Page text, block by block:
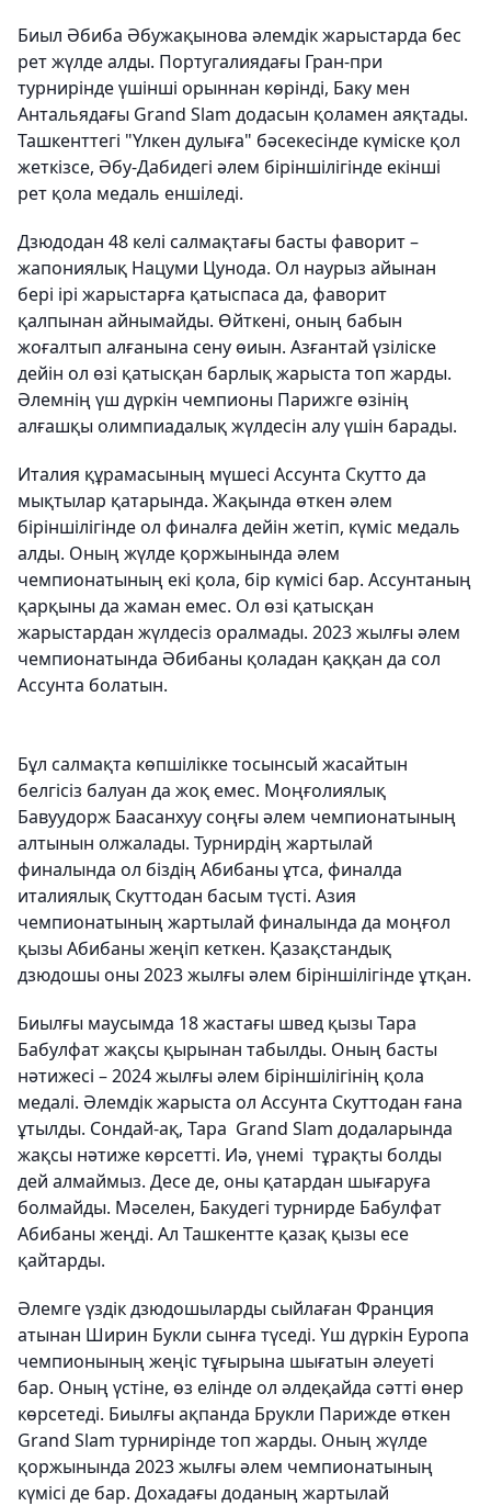
Биыл Әбиба Әбужақынова әлемдік жарыстарда бес
рет жүлде алды. Португалиядағы Гран-при
турнирінде үшінші орыннан көрінді, Баку мен
Антальядағы Grand Slam додасын қоламен аяқтады.
Ташкенттегі "Үлкен дулыға" бәсекесінде күміске қол
жеткізсе, Әбу-Дабидегі әлем біріншілігінде екінші
рет қола медаль еншіледі.
Дзюдодан 48 келі салмақтағы басты фаворит –
жапониялық Нацуми Цунода. Ол наурыз айынан
бері ірі жарыстарға қатыспаса да, фаворит
қалпынан айнымайды. Өйткені, оның бабын
жоғалтып алғанына сену өиын. Азғантай үзіліске
дейін ол өзі қатысқан барлық жарыста топ жарды.
Әлемнің үш дүркін чемпионы Парижге өзінің
алғашқы олимпиадалық жүлдесін алу үшін барады.
Италия құрамасының мүшесі Ассунта Скутто да
мықтылар қатарында. Жақында өткен әлем
біріншілігінде ол финалға дейін жетіп, күміс медаль
алды. Оның жүлде қоржынында әлем
чемпионатының екі қола, бір күмісі бар. Ассунтаның
қарқыны да жаман емес. Ол өзі қатысқан
жарыстардан жүлдесіз оралмады. 2023 жылғы әлем
чемпионатында Әбибаны қоладан қаққан да сол
Ассунта болатын.
Бұл салмақта көпшілікке тосынсый жасайтын
белгісіз балуан да жоқ емес. Моңғолиялық
Бавуудорж Баасанхуу соңғы әлем чемпионатының
алтынын олжалады. Турнирдің жартылай
финалында ол біздің Абибаны ұтса, финалда
италиялық Скуттодан басым түсті. Азия
чемпионатының жартылай финалында да моңғол
қызы Абибаны жеңіп кеткен. Қазақстандық
дзюдошы оны 2023 жылғы әлем біріншілігінде ұтқан.
Биылғы маусымда 18 жастағы швед қызы Тара
Бабулфат жақсы қырынан табылды. Оның басты
нәтижесі – 2024 жылғы әлем біріншілігінің қола
медалі. Әлемдік жарыста ол Ассунта Скуттодан ғана
ұтылды. Сондай-ақ, Тара Grand Slam додаларында
жақсы нәтиже көрсетті. Иә, үнемі тұрақты болды
дей алмаймыз. Десе де, оны қатардан шығаруға
болмайды. Мәселен, Бакудегі турнирде Бабулфат
Абибаны жеңді. Ал Ташкентте қазақ қызы есе
қайтарды.
Әлемге үздік дзюдошыларды сыйлаған Франция
атынан Ширин Букли сынға түседі. Үш дүркін Еуропа
чемпионының жеңіс тұғырына шығатын әлеуеті
бар. Оның үстіне, өз елінде ол әлдеқайда сәтті өнер
көрсетеді. Биылғы ақпанда Брукли Парижде өткен
Grand Slam турнирінде топ жарды. Оның жүлде
қоржынында 2023 жылғы әлем чемпионатының
күмісі де бар. Дохадағы доданың жартылай